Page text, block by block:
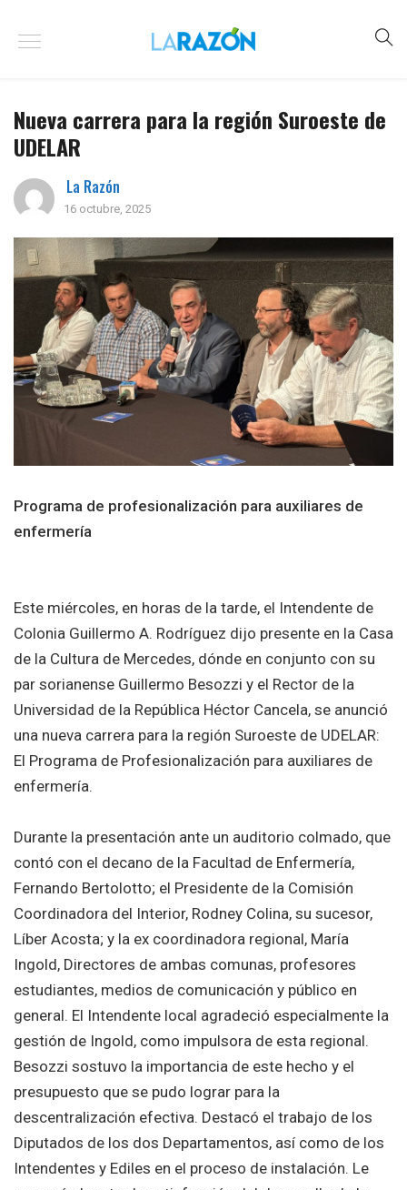
Nueva carrera para la región Suroeste de
UDELAR
La Razón
16 octubre, 2025
Programa de profesionalización para auxiliares de
enfermería
Este miércoles, en horas de la tarde, el Intendente de
Colonia Guillermo A. Rodríguez dijo presente en la Casa
de la Cultura de Mercedes, dónde en conjunto con su
par sorianense Guillermo Besozzi y el Rector de la
Universidad de la República Héctor Cancela, se anunció
una nueva carrera para la región Suroeste de UDELAR:
El Programa de Profesionalización para auxiliares de
enfermería.
Durante la presentación ante un auditorio colmado, que
contó con el decano de la Facultad de Enfermería,
Fernando Bertolotto; el Presidente de la Comisión
Coordinadora del Interior, Rodney Colina, su sucesor,
Líber Acosta; y la ex coordinadora regional, María
Ingold, Directores de ambas comunas, profesores
estudiantes, medios de comunicación y público en
general. El Intendente local agradeció especialmente la
gestión de Ingold, como impulsora de esta regional.
Besozzi sostuvo la importancia de este hecho y el
presupuesto que se pudo lograr para la
descentralización efectiva. Destacó el trabajo de los
Diputados de los dos Departamentos, así como de los
Intendentes y Ediles en el proceso de instalación. Le